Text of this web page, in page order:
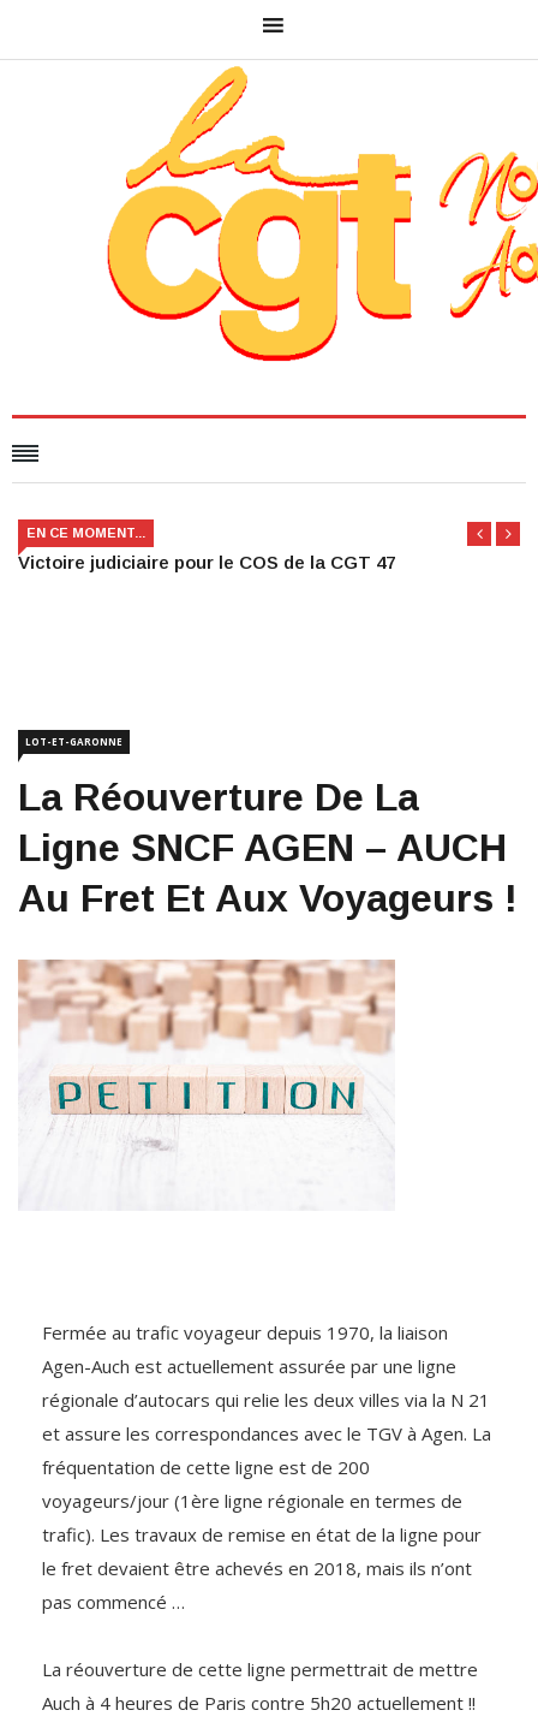
EN CE MOMENT...
Victoire judiciaire pour le COS de la CGT 47
LOT-ET-GARONNE
La Réouverture De La
Ligne SNCF AGEN – AUCH
Au Fret Et Aux Voyageurs !
Fermée au trafic voyageur depuis 1970, la liaison
Agen-Auch est actuellement assurée par une ligne
régionale d’autocars qui relie les deux villes via la N 21
et assure les correspondances avec le TGV à Agen. La
fréquentation de cette ligne est de 200
voyageurs/jour (1ère ligne régionale en termes de
trafic). Les travaux de remise en état de la ligne pour
le fret devaient être achevés en 2018, mais ils n’ont
pas commencé …
La réouverture de cette ligne permettrait de mettre
Auch à 4 heures de Paris contre 5h20 actuellement !!